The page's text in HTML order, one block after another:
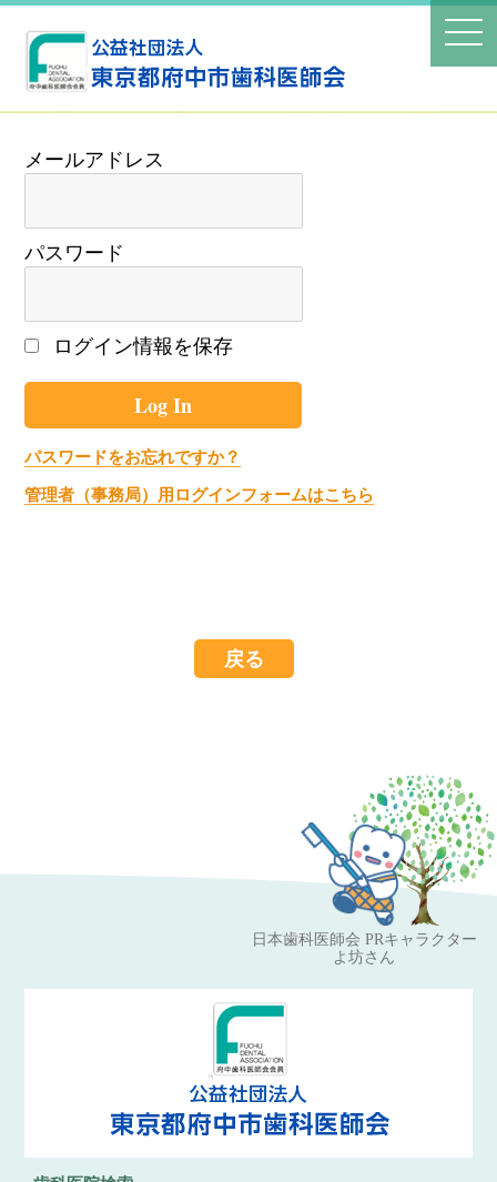
パスワード
ログイン情報を保存
パスワードをお忘れですか？
管理者（事務局）用ログインフォームはこちら
戻る
日本歯科医師会 PRキャラクター
よ坊さん